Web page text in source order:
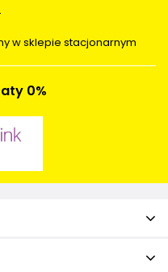
w sklepie stacjonarnym
0%